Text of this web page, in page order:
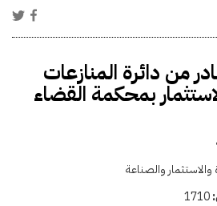
من دائرة المنازعات
بمحكمة القضاء
والاستثمار والصناعة
1710